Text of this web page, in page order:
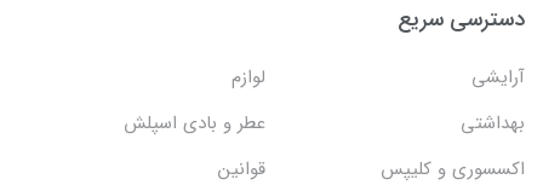
دسترسی سریع
آرایشی
لوازم
بهداشتی
عطر و بادی اسپلش
اکسسوری و کلیپس
قوانین